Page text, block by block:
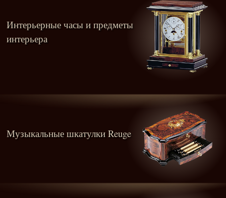
Интерьерные часы и предметы
интерьера
Музыкальные шкатулки Reuge